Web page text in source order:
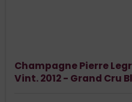
Champagne Pierre
Vint. 2012 - Grand Cru